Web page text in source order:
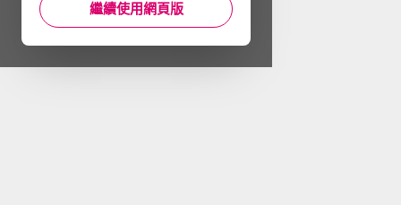
繼續使用網頁版